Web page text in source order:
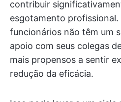
contribuir
esgotamento profissional.
funcionários não têm um
apoio com seus colegas
mais propensos a sentir
redução da eficácia.